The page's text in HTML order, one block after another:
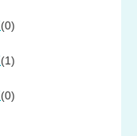
(0)
(1)
(0)